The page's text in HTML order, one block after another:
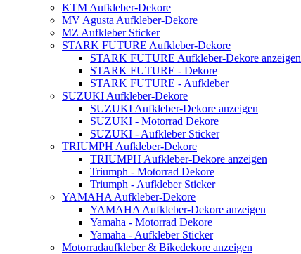
KTM Aufkleber-Dekore
MV Agusta Aufkleber-Dekore
MZ Aufkleber Sticker
STARK FUTURE Aufkleber-Dekore
STARK FUTURE Aufkleber-Dekore anzeigen
STARK FUTURE - Dekore
STARK FUTURE - Aufkleber
SUZUKI Aufkleber-Dekore
SUZUKI Aufkleber-Dekore anzeigen
SUZUKI - Motorrad Dekore
SUZUKI - Aufkleber Sticker
TRIUMPH Aufkleber-Dekore
TRIUMPH Aufkleber-Dekore anzeigen
Triumph - Motorrad Dekore
Triumph - Aufkleber Sticker
YAMAHA Aufkleber-Dekore
YAMAHA Aufkleber-Dekore anzeigen
Yamaha - Motorrad Dekore
Yamaha - Aufkleber Sticker
Motorradaufkleber & Bikedekore anzeigen